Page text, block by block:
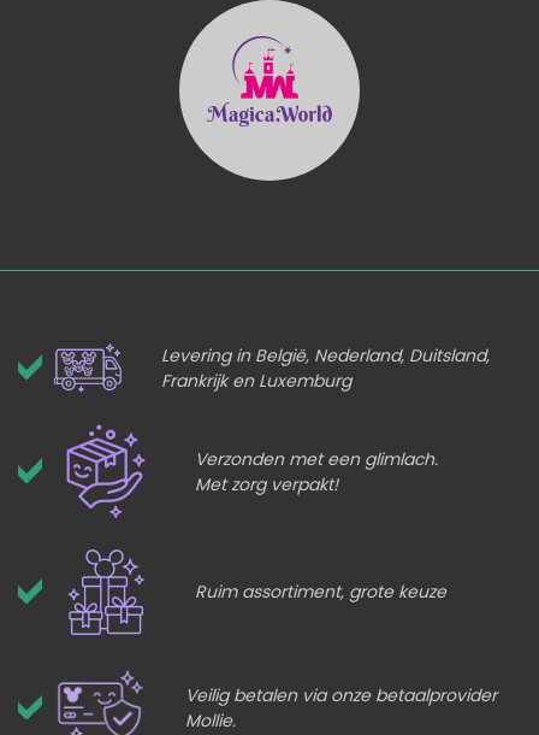
Levering in België, Nederland, Duitsland,
Frankrijk en Luxemburg
Verzonden met een glimlach.
Met zorg verpakt!
Ruim assortiment, grote keuze
Veilig betalen via onze betaalprovider
Mollie.